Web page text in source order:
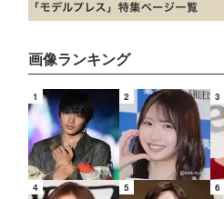
画像ランキング
1 2 3
4 5 6